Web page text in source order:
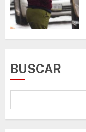
BUSCAR